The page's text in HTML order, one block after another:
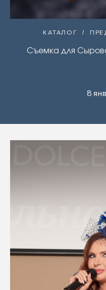
КАТАЛОГ
Съемка для
8